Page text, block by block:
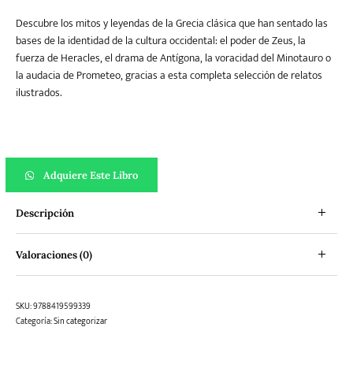
Descubre los mitos y leyendas de la Grecia clásica que han sentado las
bases de la identidad de la cultura occidental: el poder de Zeus, la
fuerza de Heracles, el drama de Antígona, la voracidad del Minotauro o
la audacia de Prometeo, gracias a esta completa selección de relatos
ilustrados.
Adquiere Este Libro
Descripción
Valoraciones (0)
SKU:9788419599339
Categoría:Sin categorizar